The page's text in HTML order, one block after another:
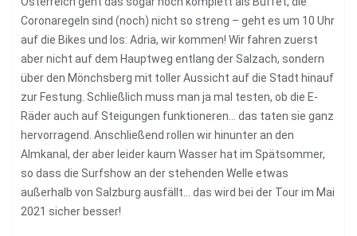
Coronaregeln sind (noch) nicht so streng – geht es um 10 Uhr
auf die Bikes und los: Adria, wir kommen! Wir fahren zuerst
aber nicht auf dem Hauptweg entlang der Salzach, sondern
über den Mönchsberg mit toller Aussicht auf die Stadt hinauf
zur Festung. Schließlich muss man ja mal testen, ob die E-
Räder auch auf Steigungen funktioneren… das taten sie ganz
hervorragend. Anschließend rollen wir hinunter an den
Almkanal, der aber leider kaum Wasser hat im Spätsommer,
so dass die Surfshow an der stehenden Welle etwas
außerhalb von Salzburg ausfällt… das wird bei der Tour im Mai
2021 sicher besser!